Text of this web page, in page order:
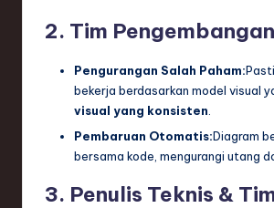
2. Tim Pengembangan
Pengurangan Salah Paham:
bekerja berdasarkan model visual
visual yang konsisten.
Pembaruan Otomatis:Diagram
bersama kode, mengurangi utang
3. Penulis Teknis &